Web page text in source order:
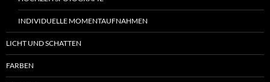
INDIVIDUELLE MOMENTAUFNAHMEN
LICHT UND SCHATTEN
FARBEN